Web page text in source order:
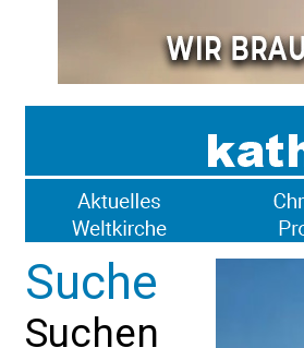
Suche
Suchen